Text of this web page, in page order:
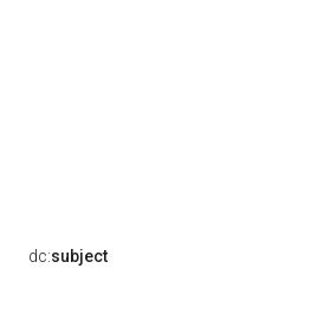
dc:subject